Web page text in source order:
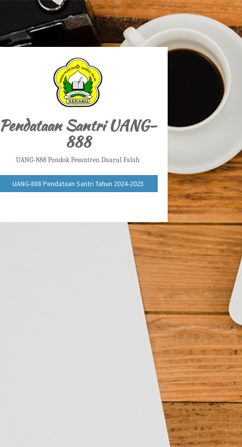
Pendataan Santri UANG-
888
UANG-888 Pondok Pesantren Daarul Falah
UANG-888 Pendataan Santri Tahun 2024-2025